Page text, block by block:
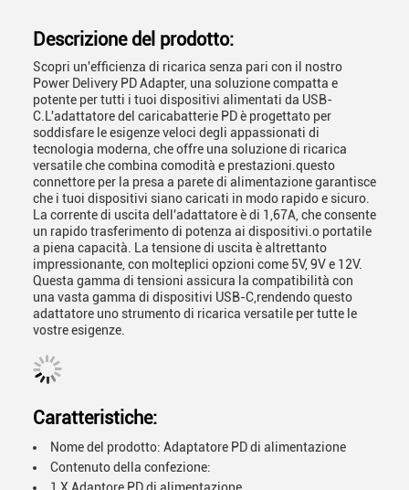
Descrizione del prodotto:
Scopri un'efficienza di ricarica senza pari con il nostro
Power Delivery PD Adapter, una soluzione compatta e
potente per tutti i tuoi dispositivi alimentati da USB-
C.L'adattatore del caricabatterie PD è progettato per
soddisfare le esigenze veloci degli appassionati di
tecnologia moderna, che offre una soluzione di ricarica
versatile che combina comodità e prestazioni.questo
connettore per la presa a parete di alimentazione garantisce
che i tuoi dispositivi siano caricati in modo rapido e sicuro.
La corrente di uscita dell'adattatore è di 1,67A, che consente
un rapido trasferimento di potenza ai dispositivi.o portatile
a piena capacità. La tensione di uscita è altrettanto
impressionante, con molteplici opzioni come 5V, 9V e 12V.
Questa gamma di tensioni assicura la compatibilità con
una vasta gamma di dispositivi USB-C,rendendo questo
adattatore uno strumento di ricarica versatile per tutte le
vostre esigenze.
Caratteristiche:
Nome del prodotto: Adaptatore PD di alimentazione
Contenuto della confezione: